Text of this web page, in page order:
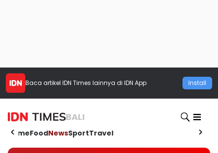
Baca artikel IDN Times lainnya di IDN App Install
BALI
HomeFoodNewsSportTravel